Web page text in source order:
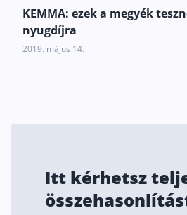
Rólunk
Kapcsolat
KEMMA: ezek a megyék
nyugdíjra
2019. május 14.
Itt kérhetsz